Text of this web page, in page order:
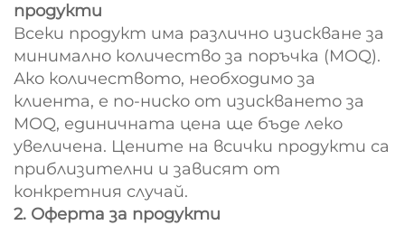
продукти
Всеки продукт има различно изискване за
минимално количество за поръчка (MOQ).
Ако количеството, необходимо за
клиента, е по-ниско от изискването за
MOQ, единичната цена ще бъде леко
увеличена. Цените на всички продукти са
приблизителни и зависят от
конкретния случай.
2. Оферта за продукти